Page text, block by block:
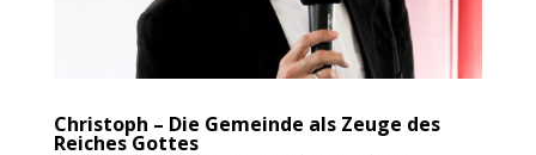
Christoph – Die Gemeinde als Zeuge des
Reiches Gottes